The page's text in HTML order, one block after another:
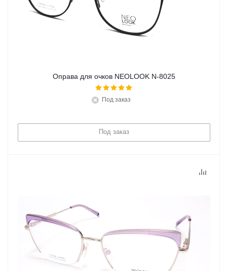
Оправа для очков NEOLOOK N-8025
Под заказ
Под заказ